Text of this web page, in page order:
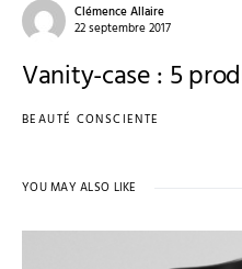
Clémence Allaire
22 septembre 2017
Vanity-case : 5
BEAUTÉ CONSCIENTE
YOU MAY ALSO LIKE